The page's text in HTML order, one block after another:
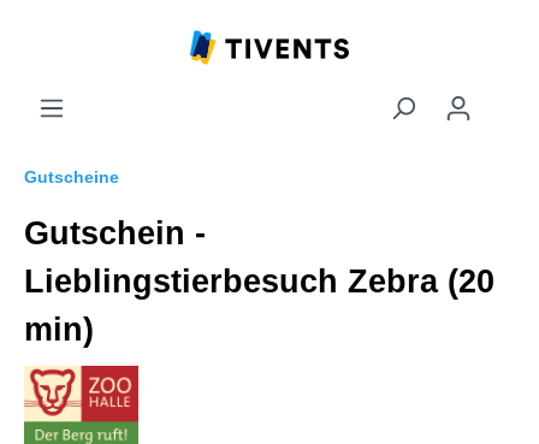
Gutscheine
Gutschein -
Lieblingstierbesuch Zebra (20
min)